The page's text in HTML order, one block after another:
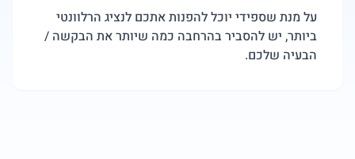
על מנת שספידי יוכל להפנות אתכם לנציג הרלוונטי
ביותר, יש להסביר בהרחבה כמה שיותר את הבקשה /
הבעיה שלכם.